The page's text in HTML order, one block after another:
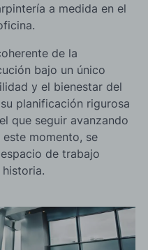
a medida en el
de la
bajo un único
y el bienestar del
planificación rigurosa
que seguir avanzando
momento, se
de trabajo